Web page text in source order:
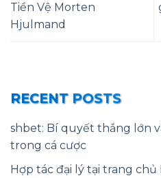
Tiền Vệ Morten
Hjulmand
RECENT POSTS
shbet: Bí quyết thắng lớn
trong cá cược
Hợp tác đại lý tại trang chủ